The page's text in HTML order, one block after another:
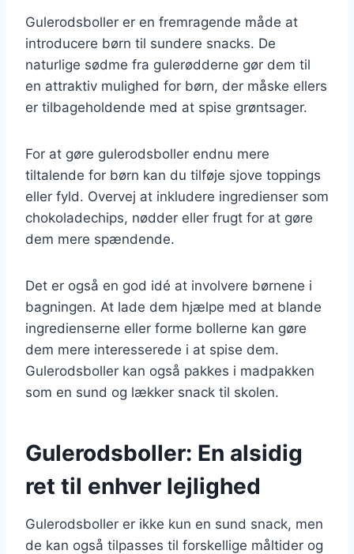
Gulerodsboller er en fremragende måde at
introducere børn til sundere snacks. De
naturlige sødme fra gulerødderne gør dem til
en attraktiv mulighed for børn, der måske ellers
er tilbageholdende med at spise grøntsager.
For at gøre gulerodsboller endnu mere
tiltalende for børn kan du tilføje sjove toppings
eller fyld. Overvej at inkludere ingredienser som
chokoladechips, nødder eller frugt for at gøre
dem mere spændende.
Det er også en god idé at involvere børnene i
bagningen. At lade dem hjælpe med at blande
ingredienserne eller forme bollerne kan gøre
dem mere interesserede i at spise dem.
Gulerodsboller kan også pakkes i madpakken
som en sund og lækker snack til skolen.
Gulerodsboller: En alsidig
ret til enhver lejlighed
Gulerodsboller er ikke kun en sund snack, men
de kan også tilpasses til forskellige måltider og